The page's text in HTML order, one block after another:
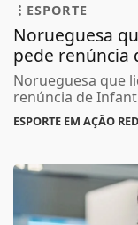
ESPORTE
Norueguesa
pede renúncia
Norueguesa que
renúncia de
ESPORTE EM AÇÃO